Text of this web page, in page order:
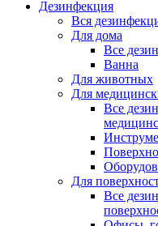
Дезинфекция
Вся
Для дома
Все
Ванна
Для животных
Для
Все
Для
Все